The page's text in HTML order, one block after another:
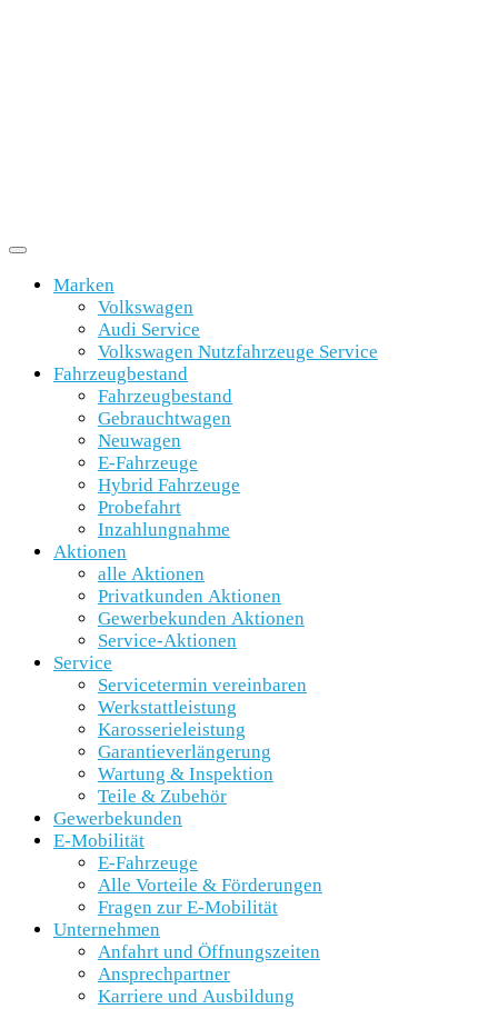
Marken
Volkswagen
Audi Service
Volkswagen Nutzfahrzeuge Service
Fahrzeugbestand
Fahrzeugbestand
Gebrauchtwagen
Neuwagen
E-Fahrzeuge
Hybrid Fahrzeuge
Probefahrt
Inzahlungnahme
Aktionen
alle Aktionen
Privatkunden Aktionen
Gewerbekunden Aktionen
Service-Aktionen
Service
Servicetermin vereinbaren
Werkstattleistung
Karosserieleistung
Garantieverlängerung
Wartung & Inspektion
Teile & Zubehör
Gewerbekunden
E-Mobilität
E-Fahrzeuge
Alle Vorteile & Förderungen
Fragen zur E-Mobilität
Unternehmen
Anfahrt und Öffnungszeiten
Ansprechpartner
Karriere und Ausbildung